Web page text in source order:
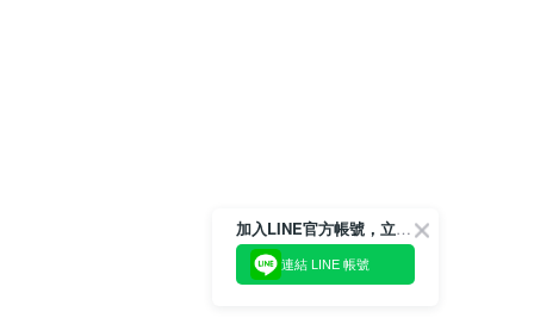
加入LINE官方帳號，立即獲得$100購物金!
連結 LINE 帳號